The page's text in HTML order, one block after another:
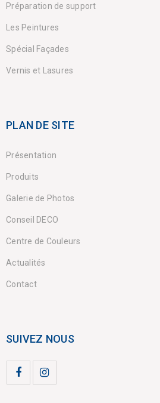
Préparation de support
Les Peintures
Spécial Façades
Vernis et Lasures
PLAN DE SITE
Présentation
Produits
Galerie de Photos
Conseil DECO
Centre de Couleurs
Actualités
Contact
SUIVEZ NOUS